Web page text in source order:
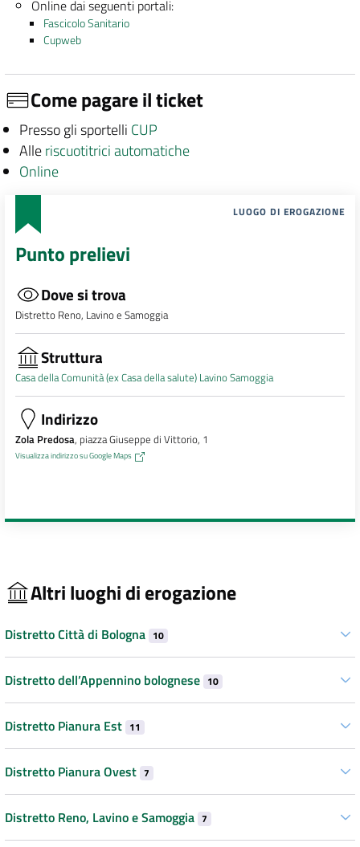
Online dai seguenti portali:
Fascicolo Sanitario
Cupweb
Come pagare il ticket
Presso gli sportelli CUP
Alleriscuotitrici automatiche
Online
LUOGO DI EROGAZIONE
Punto prelievi
Dove si trova
Distretto Reno, Lavino e Samoggia
Struttura
Casa della Comunità (ex Casa della salute) Lavino Samoggia
Indirizzo
Zola Predosa, piazza Giuseppe di Vittorio, 1
Visualizza indirizzo su Google Maps
Altri luoghi di erogazione
Distretto Città di Bologna 10
Distretto dell’Appennino bolognese 10
Distretto Pianura Est 11
Distretto Pianura Ovest 7
Distretto Reno, Lavino e Samoggia 7